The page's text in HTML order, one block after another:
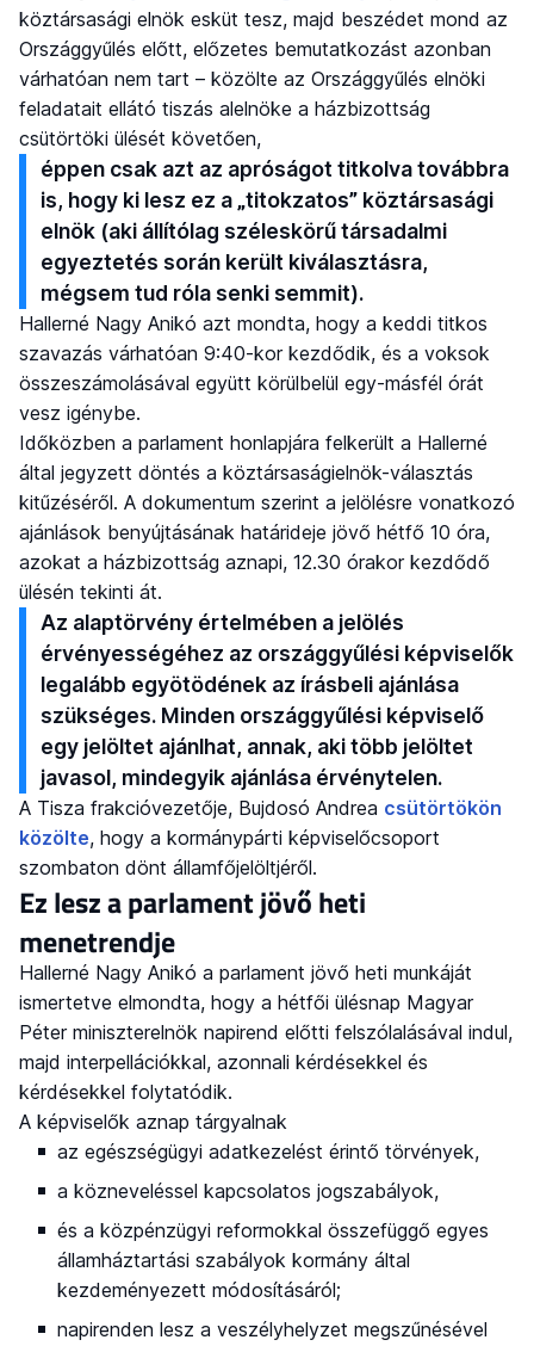
köztársasági elnök esküt tesz, majd beszédet mond az
Országgyűlés előtt, előzetes bemutatkozást azonban
várhatóan nem tart – közölte az Országgyűlés elnöki
feladatait ellátó tiszás alelnöke a házbizottság
csütörtöki ülését követően,
éppen csak azt az apróságot titkolva továbbra
is, hogy ki lesz ez a „titokzatos” köztársasági
elnök (aki állítólag széleskörű társadalmi
egyeztetés során került kiválasztásra,
mégsem tud róla senki semmit).
Hallerné Nagy Anikó azt mondta, hogy a keddi titkos
szavazás várhatóan 9:40-kor kezdődik, és a voksok
összeszámolásával együtt körülbelül egy-másfél órát
vesz igénybe.
Időközben a parlament honlapjára felkerült a Hallerné
által jegyzett döntés a köztársaságielnök-választás
kitűzéséről. A dokumentum szerint a jelölésre vonatkozó
ajánlások benyújtásának határideje jövő hétfő 10 óra,
azokat a házbizottság aznapi, 12.30 órakor kezdődő
ülésén tekinti át.
Az alaptörvény értelmében a jelölés
érvényességéhez az országgyűlési képviselők
legalább egyötödének az írásbeli ajánlása
szükséges. Minden országgyűlési képviselő
egy jelöltet ajánlhat, annak, aki több jelöltet
javasol, mindegyik ajánlása érvénytelen.
A Tisza frakcióvezetője, Bujdosó Andrea csütörtökön
közölte, hogy a kormánypárti képviselőcsoport
szombaton dönt államfőjelöltjéről.
Ez lesz a parlament jövő heti
menetrendje
Hallerné Nagy Anikó a parlament jövő heti munkáját
ismertetve elmondta, hogy a hétfői ülésnap Magyar
Péter miniszterelnök napirend előtti felszólalásával indul,
majd interpellációkkal, azonnali kérdésekkel és
kérdésekkel folytatódik.
A képviselők aznap tárgyalnak
az egészségügyi adatkezelést érintő törvények,
a közneveléssel kapcsolatos jogszabályok,
és a közpénzügyi reformokkal összefüggő egyes
államháztartási szabályok kormány által
kezdeményezett módosításáról;
napirenden lesz a veszélyhelyzet megszűnésével